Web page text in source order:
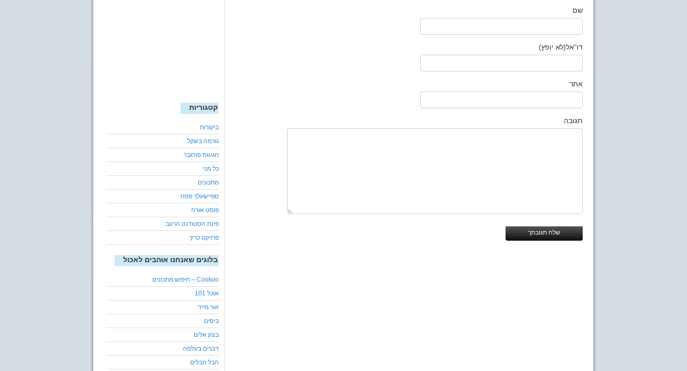
שם
דו"אל(לא יופץ)
אתר
תגובה
קטגוריות
ביקורות
גורמה בשקל
חגיגות פודגבר
כל מני
מתכונים
ספיישעלך פסח
פוסט אורח
פינת הסטודנט הרעב
פרויקט כריך
בלוגים שאנחנו אוהבים לאכול
Cookoo – חיפוש מתכונים
אוכל 101
אור מייד
ביסים
בצק אלים
דברים בעלמה
הבל הבלים